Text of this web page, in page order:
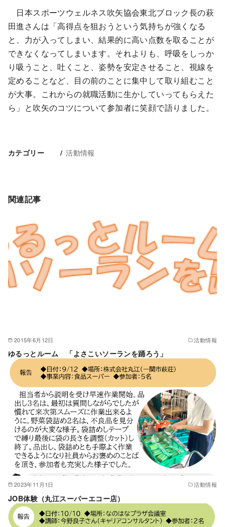
日本スポーツウェルネス吹矢協会東北ブロック長の萩
田進さんは「高得点を狙おうという気持ちが強くなる
と、力が入ってしまい、結果的に高い点数を取ることが
できなくなってしまいます。それよりも、呼吸をしっか
り吸うこと、吐くこと、姿勢を安定させること、視線を
定めることなど、目の前のことに集中して取り組むこと
が大事。これからの就職活動に生かしていってもらえた
ら」と吹矢のコツについて参加者に笑顔で語りました。
カテゴリー 活動情報
関連記事
2015年6月12日 活動情報
ゆるっとルーム 「よさこいソーランを踊ろう」
2023年11月1日 活動情報
JOB体験（丸江スーパーエコー店）